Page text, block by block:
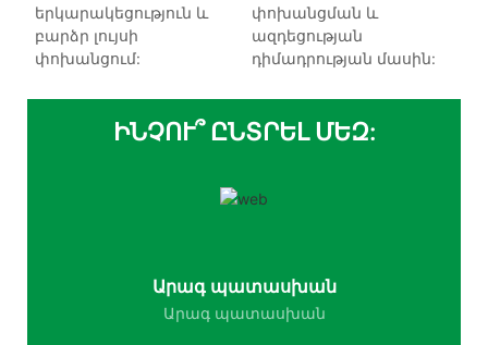
երկարակեցություն և
բարձր լույսի
փոխանցում:
փոխանցման և
ազդեցության
դիմադրության մասին:
ԻՆՉՈՒ՞ ԸՆՏՐԵԼ ՄԵԶ:
Արագ պատասխան
Արագ պատասխան